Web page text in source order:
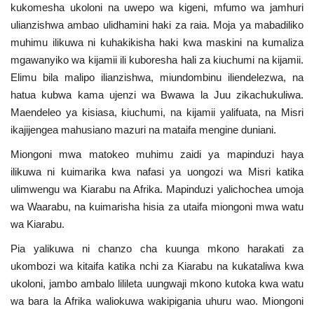
Washiriki
Maonyesho
Wadhamini
Language
English Swahili español
French Arabic
kukomesha ukoloni na uwepo wa kigeni, mfumo wa jamhuri
ulianzishwa ambao ulidhamini haki za raia. Moja ya mabadiliko
muhimu ilikuwa ni kuhakikisha haki kwa maskini na kumaliza
mgawanyiko wa kijamii ili kuboresha hali za kiuchumi na kijamii.
Elimu bila malipo ilianzishwa, miundombinu iliendelezwa, na
hatua kubwa kama ujenzi wa Bwawa la Juu zikachukuliwa.
Maendeleo ya kisiasa, kiuchumi, na kijamii yalifuata, na Misri
ikajijengea mahusiano mazuri na mataifa mengine duniani.
Miongoni mwa matokeo muhimu zaidi ya mapinduzi haya
ilikuwa ni kuimarika kwa nafasi ya uongozi wa Misri katika
ulimwengu wa Kiarabu na Afrika. Mapinduzi yalichochea umoja
wa Waarabu, na kuimarisha hisia za utaifa miongoni mwa watu
wa Kiarabu.
Pia yalikuwa ni chanzo cha kuunga mkono harakati za
ukombozi wa kitaifa katika nchi za Kiarabu na kukataliwa kwa
ukoloni, jambo ambalo lilileta uungwaji mkono kutoka kwa watu
wa bara la Afrika waliokuwa wakipigania uhuru wao. Miongoni